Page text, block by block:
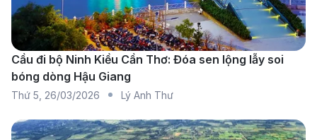
khách đi một mình với hành lý gọn nhẹ. Di chuyển
nhanh và dễ dàng đặt qua ứng dụng.
Xe đưa đón sân bay: Một số khách sạn hoặc đại lý
vé máy bay cung cấp dịch vụ xe đưa đón tận nơi,
phù hợp cho nhóm khách hoặc những ai muốn trải
nghiệm thoải mái.
Cầu đi bộ Ninh Kiều Cần Thơ: Đóa sen lộng lẫy soi
bóng dòng Hậu Giang
Thứ 5 26/03/2026 Lý Anh Thư